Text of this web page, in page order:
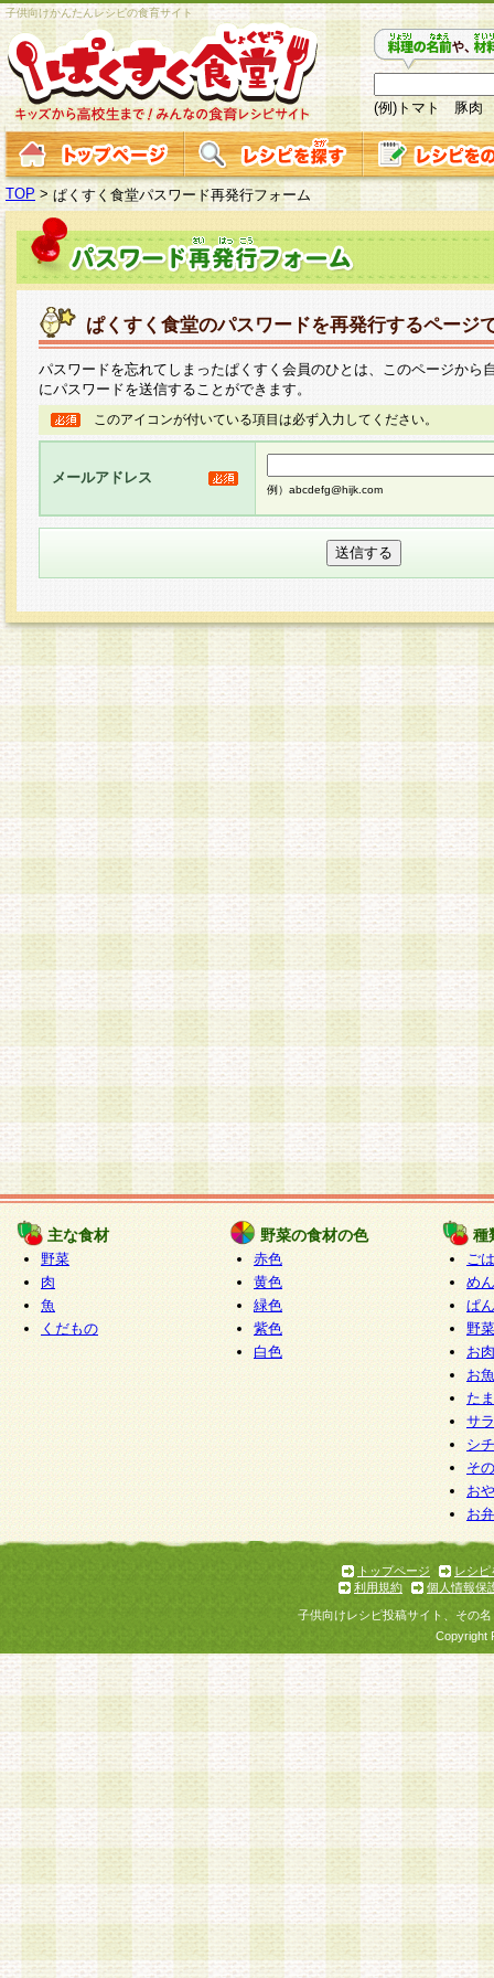
子供向けかんたんレシピの食育サイト
(例)トマト 豚肉
TOP > ぱくすく食堂パスワード再発行フォーム
ぱくすく食堂のパスワードを再発行するページ
パスワードを忘れてしまったぱくすく会員のひとは、このページから
にパスワードを送信することができます。
このアイコンが付いている項目は必ず入力してください。
メールアドレス
例）abcdefg@hijk.com
主な食材
野菜
肉
魚
くだもの
野菜の食材の色
赤色
黄色
緑色
紫色
白色
種
ご
めん
ぱん
野
お
お
た
サ
シ
そ
お
お
トップページ
レシピ
利用規約
個人情報保
子供向けレシピ投稿サイト、その
Copyright